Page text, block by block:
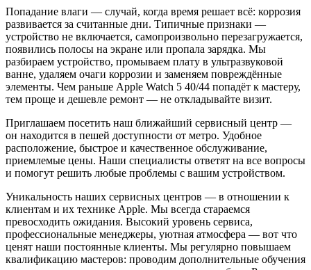
Попадание влаги — случай, когда время решает всё: коррозия
развивается за считанные дни. Типичные признаки —
устройство не включается, самопроизвольно перезагружается,
появились полосы на экране или пропала зарядка. Мы
разбираем устройство, промываем плату в ультразвуковой
ванне, удаляем очаги коррозии и заменяем повреждённые
элементы. Чем раньше Apple Watch 5 40/44 попадёт к мастеру,
тем проще и дешевле ремонт — не откладывайте визит.
Приглашаем посетить наш ближайший сервисный центр —
он находится в пешей доступности от метро. Удобное
расположение, быстрое и качественное обслуживание,
приемлемые цены. Наши специалисты ответят на все вопросы
и помогут решить любые проблемы с вашим устройством.
Уникальность наших сервисных центров — в отношении к
клиентам и их технике Apple. Мы всегда стараемся
превосходить ожидания. Высокий уровень сервиса,
профессиональные менеджеры, уютная атмосфера — вот что
ценят наши постоянные клиенты. Мы регулярно повышаем
квалификацию мастеров: проводим дополнительные обучения